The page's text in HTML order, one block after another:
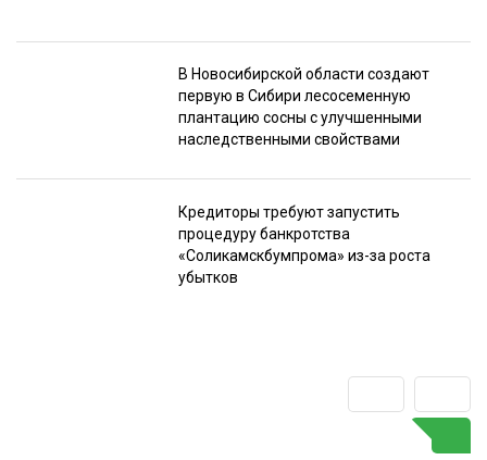
В Новосибирской области создают
первую в Сибири лесосеменную
плантацию сосны с улучшенными
наследственными свойствами
Кредиторы требуют запустить
процедуру банкротства
«Соликамскбумпрома» из-за роста
убытков